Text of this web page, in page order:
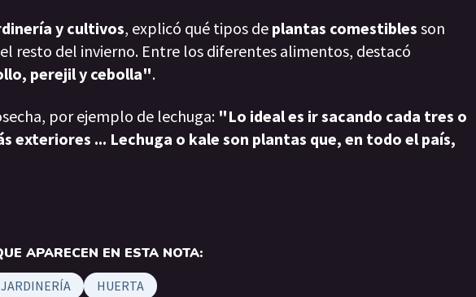
y cultivos, explicó qué tipos de plantas comestibles son
resto del invierno. Entre los diferentes alimentos, destacó
perejil y cebolla".
por ejemplo de lechuga: "Lo ideal es ir sacando cada tres o
exteriores ... Lechuga o kale son plantas que, en todo el país,
APARECEN EN ESTA NOTA:
JARDINERÍA HUERTA